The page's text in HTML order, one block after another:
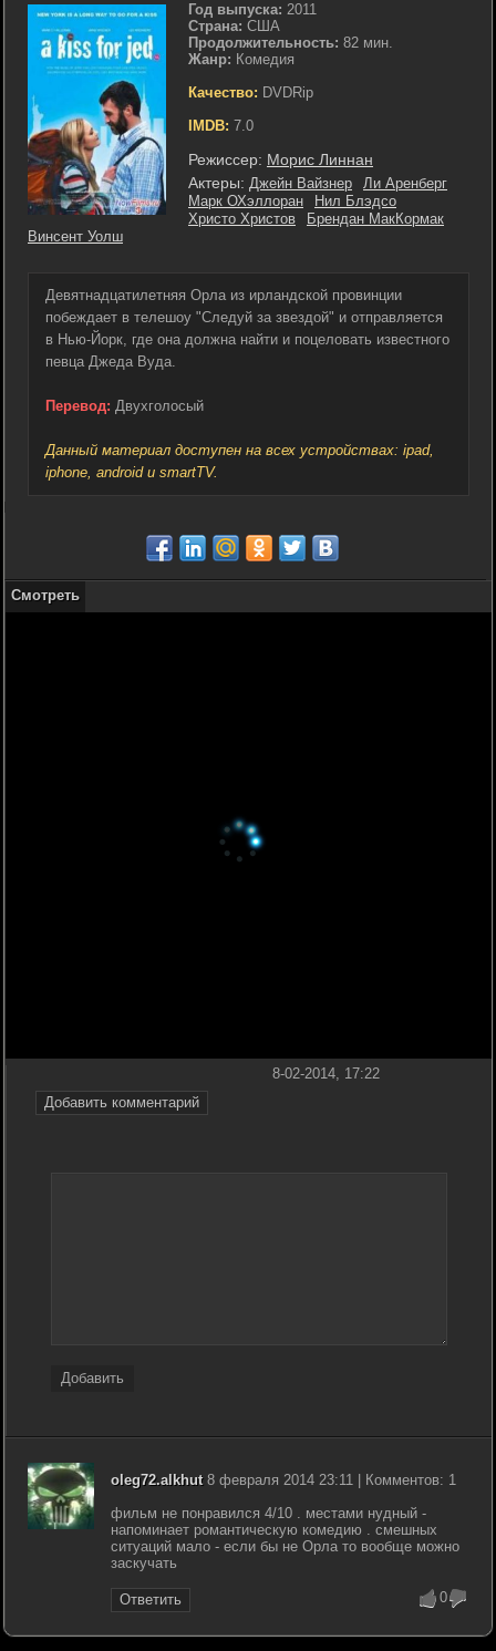
Год выпуска: 2011
Страна: США
Продолжительность: 82 мин.
Жанр: Комедия
Качество: DVDRip
IMDB: 7.0
Режиссер: Морис Линнан
Актеры: Джейн Вайзнер
Ли Аренберг
Марк ОХэллоран
Нил Блэдсо
Христо Христов
Брендан МакКормак
Винсент Уолш
Девятнадцатилетняя Орла из ирландской провинции
побеждает в телешоу "Следуй за звездой" и отправляется
в Нью-Йорк, где она должна найти и поцеловать известного
певца Джеда Вуда.
Перевод: Двухголосый
Данный материал доступен на всех устройствах: ipad,
iphone, android и smartTV.
Смотреть
Добавить комментарий
8-02-2014, 17:22
Добавить
oleg72.alkhut8 февраля 2014 23:11 | Комментов: 1
фильм не понравился 4/10 . местами нудный -
напоминает романтическую комедию . смешных
ситуаций мало - если бы не Орла то вообще можно
заскучать
Ответить 0